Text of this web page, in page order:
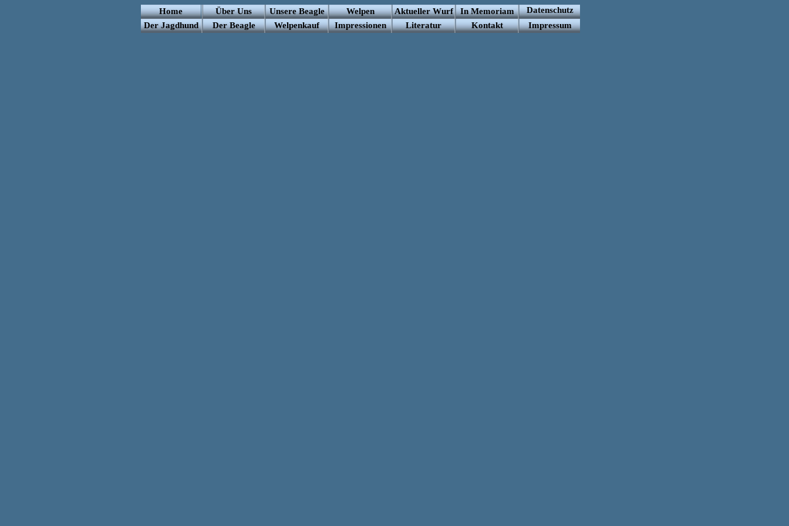
Home Über Uns Unsere Beagle Welpen Aktueller Wurf In Memoriam
Datenschutz
Der Jagdhund
Der Beagle Welpenkauf Impressionen Literatur Kontakt Impressum